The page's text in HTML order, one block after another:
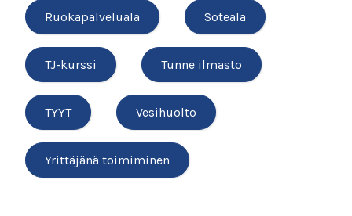
Ruokapalveluala Soteala
TJ-kurssi Tunne ilmasto
TYYT Vesihuolto
Yrittäjänä toimiminen